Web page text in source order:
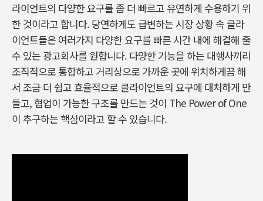
라이언트의 다양한 요구를 좀 더 빠르고 유연하게 수용하기 위
한 것이라고 합니다. 당연하게도 급변하는 시장 상황 속 클라
이언트들은 여러가지 다양한 요구를 빠른 시간 내에 해결해 줄
수 있는 광고회사를 원합니다. 다양한 기능을 하는 대행사끼리
조직적으로 통합하고 거리상으로 가까운 곳에 위치하게끔 해
서 조금 더 쉽고 효율적으로 클라이언트의 요구에 대처하게 만
들고, 협업이 가능한 구조를 만드는 것이 The Power of One
이 추구하는 핵심이라고 할 수 있습니다.